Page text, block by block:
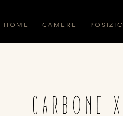
H O M E C A M E R E P O S I Z I
CARBONE